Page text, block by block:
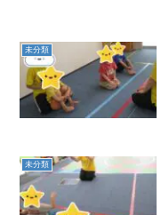
未分類
未分類